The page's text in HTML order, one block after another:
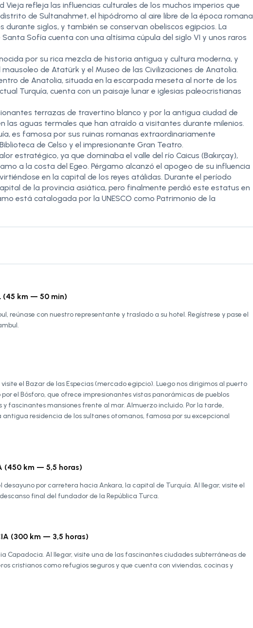
Vieja refleja las influencias culturales de los muchos imperios que
de Sultanahmet, el hipódromo al aire libre de la época romana
durante siglos, y también se conservan obeliscos egipcios. La
Sofía cuenta con una altísima cúpula del siglo VI y unos raros
por su rica mezcla de historia antigua y cultura moderna, y
de Atatürk y el Museo de las Civilizaciones de Anatolia.
de Anatolia, situada en la escarpada meseta al norte de los
Turquía, cuenta con un paisaje lunar e iglesias paleocristianas
terrazas de travertino blanco y por la antigua ciudad de
las aguas termales que han atraído a visitantes durante milenios.
es famosa por sus ruinas romanas extraordinariamente
de Celso y el impresionante Gran Teatro.
estratégico, ya que dominaba el valle del río Caicus (Bakırçay),
a la costa del Egeo. Pérgamo alcanzó el apogeo de su influencia
en la capital de los reyes atálidas. Durante el período
de la provincia asiática, pero finalmente perdió este estatus en
está catalogada por la UNESCO como Patrimonio de la
(45 km — 50 min)
reúnase con nuestro representante y traslado a su hotel. Regístrese y pase el
el Bazar de las Especias (mercado egipcio). Luego nos dirigimos al puerto
el Bósforo, que ofrece impresionantes vistas panorámicas de pueblos
fascinantes mansiones frente al mar. Almuerzo incluido. Por la tarde,
antigua residencia de los sultanes otomanos, famosa por su excepcional
(450 km — 5,5 horas)
desayuno por carretera hacia Ankara, la capital de Turquía. Al llegar, visite el
final del fundador de la República Turca.
(300 km — 3,5 horas)
Capadocia. Al llegar, visite una de las fascinantes ciudades subterráneas de
cristianos como refugios seguros y que cuenta con viviendas, cocinas y